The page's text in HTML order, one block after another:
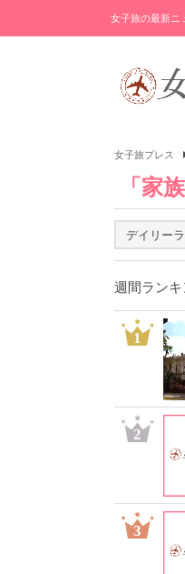
女子旅の最新ニ
女子旅プレス
「家
デイリー
週間ラン
1
2
3